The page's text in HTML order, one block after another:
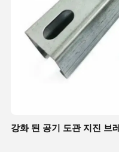
강화 된 공기 도관 지진 브